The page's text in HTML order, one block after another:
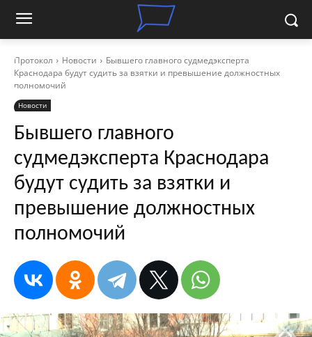
Протокол Новости
Бывшего главного судмедэксперта
Краснодара будут судить за взятки и превышение должностных
полномочий
Новости
Бывшего главного
судмедэксперта Краснодара
будут судить за взятки и
превышение должностных
полномочий